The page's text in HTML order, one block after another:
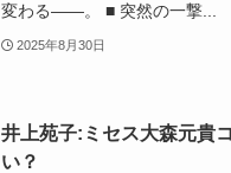
変わる――。 ■ 突然の一撃...
2025年8月30日
井上苑子:ミセス大森元貴
い？